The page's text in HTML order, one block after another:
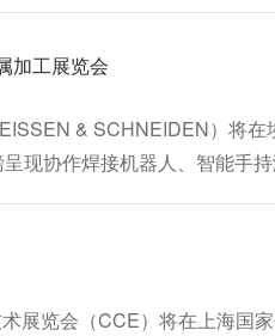
& SCHNEIDEN）将‌在